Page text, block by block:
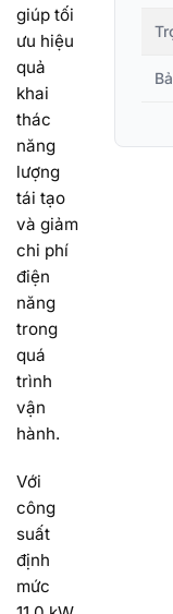
giúp tối
ưu hiệu
quả
khai
thác
năng
lượng
tái tạo
và giảm
chi phí
điện
năng
trong
quá
trình
vận
hành.
Với
công
suất
định
mức